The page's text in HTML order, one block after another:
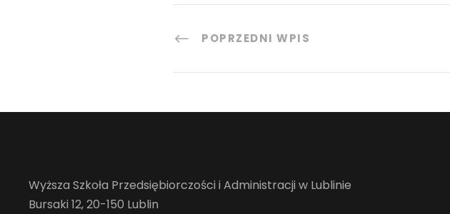
POPRZEDNI WPIS
Wyższa Szkoła Przedsiębiorczości i Administracji w Lublinie
Bursaki 12, 20-150 Lublin